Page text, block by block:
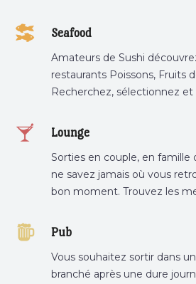
tunis, pâtisserie sousse .
Seafood
Amateurs de Sushi
restaurants Poissons, Fruits
Recherchez, sélectionnez
Lounge
Sorties en couple, en famille
ne savez jamais où vous
bon moment. Trouvez les
Pub
Vous souhaitez sortir dans
branché après une dure